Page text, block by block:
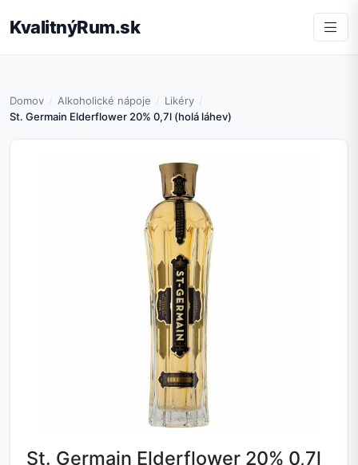
KvalitnýRum.sk
Domov Alkoholické nápoje
Likéry
St. Germain Elderflower 20% 0,7l (holá láhev)
St. Germain Elderflower 20% 0,7l